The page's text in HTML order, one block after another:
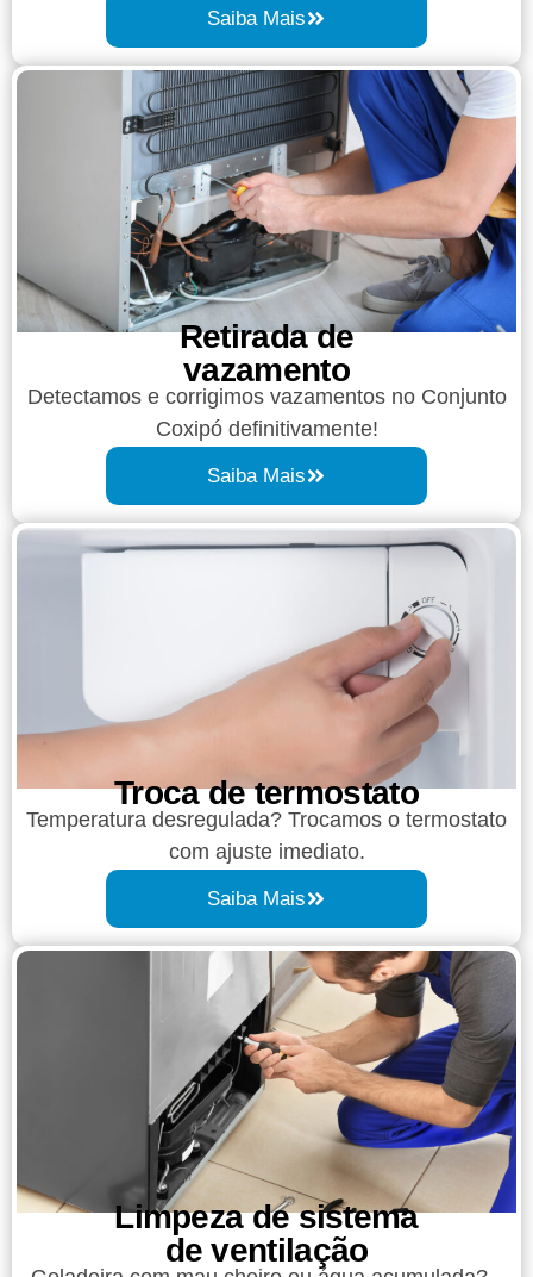
Saiba Mais
Retirada de
vazamento​​
Detectamos e corrigimos vazamentos no Conjunto
Coxipó definitivamente!
Saiba Mais
Troca de termostato
Temperatura desregulada? Trocamos o termostato
com ajuste imediato.
Saiba Mais
Limpeza de sistema
de ventilação